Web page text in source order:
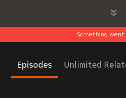
Something
Episodes Unlimited